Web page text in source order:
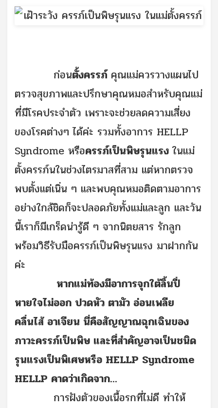
ก่อนตั้งครรภ์ คุณแม่ควรวางแผนไป
ตรวจสุขภาพและปรึกษาคุณหมอสำหรับคุณแม่
ที่มีโรคประจำตัว เพราะจะช่วยลดความเสี่ยง
ของโรคต่างๆ ได้ค่ะ รวมทั้งอาการ HELLP
Syndrome หรือครรภ์เป็นพิษรุนแรง ในแม่
ตั้งครรภ์นในช่วงไตรมาสที่สาม แต่หากตรวจ
พบตั้งแต่เนิ่น ๆ และพบคุณหมอติดตามอาการ
อย่างใกล้ชิดก็จะปลอดภัยทั้งแม่และลูก และวัน
นี้เราก็มีเกร็ดน่ารู้ดี ๆ จากนิตยสาร รักลูก
พร้อมวิธีรับมือครรภ์เป็นพิษรุนแรง มาฝากกัน
ค่ะ
หากแม่ท้องมีอาการจุกใต้ลิ้นปี่
หายใจไม่ออก ปวดหัว ตามัว อ่อนเพลีย
คลื่นไส้ อาเจียน นี่คือสัญญาณฉุกเฉินของ
ภาวะครรภ์เป็นพิษ และที่สำคัญอาจเป็นชนิด
รุนแรงเป็นพิเศษหรือ HELLP Syndrome
HELLP คาดว่าเกิดจาก...
การฝังตัวของเนื้อรกที่ไม่ดี ทำให้